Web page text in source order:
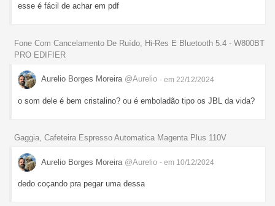
esse é fácil de achar em pdf
Fone Com Cancelamento De Ruído, Hi-Res E Bluetooth 5.4 - W800BT
PRO EDIFIER
Aurelio Borges Moreira @Aurelio - em 22/12/2024
o som dele é bem cristalino? ou é emboladão tipo os JBL da vida?
Gaggia, Cafeteira Espresso Automatica Magenta Plus 110V
Aurelio Borges Moreira @Aurelio - em 10/12/2024
dedo coçando pra pegar uma dessa